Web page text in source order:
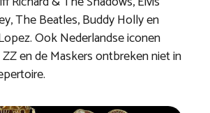
The Beatles, Buddy Holly en
Ook Nederlandse iconen
en de Maskers ontbreken niet in